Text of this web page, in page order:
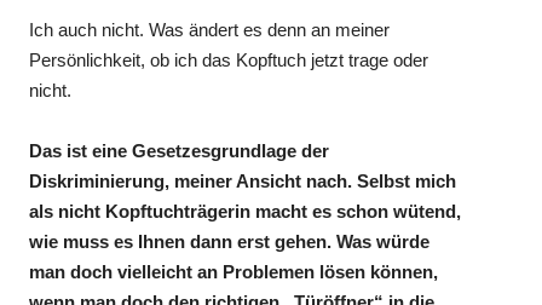
Ich auch nicht. Was ändert es denn an meiner
Persönlichkeit, ob ich das Kopftuch jetzt trage oder
nicht.
Das ist eine Gesetzesgrundlage der
Diskriminierung, meiner Ansicht nach. Selbst mich
als nicht Kopftuchträgerin macht es schon wütend,
wie muss es Ihnen dann erst gehen. Was würde
man doch vielleicht an Problemen lösen können,